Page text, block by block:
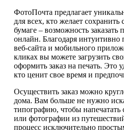
ФотоПочта предлагает
для всех, кто желает
бумаге – возможность заказать
онлайн. Благодаря интуитивно
веб-сайта и мобильного
кликах вы можете загрузить
оформить заказ на печать. Это
кто ценит свое время и
Осуществить заказ можно
дома. Вам больше не нужно
типографию, чтобы напечатать
или фотографии из
процесс исключительно